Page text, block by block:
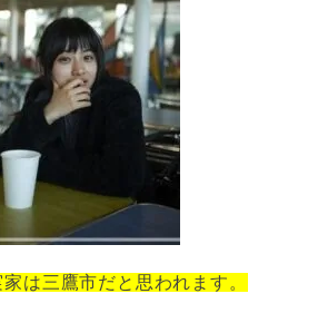
は三鷹市だと思われます。